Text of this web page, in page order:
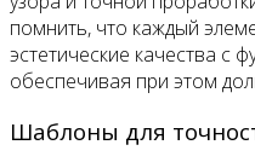
помнить, что каждый
эстетические качества с
обеспечивая при этом
Шаблоны для